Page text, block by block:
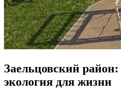
Заельцовский
экология для жизни